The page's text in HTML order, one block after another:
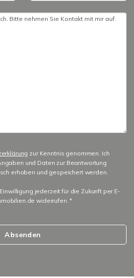
zur Kenntnis genommen. Ich
und Daten zur Beantwortung
erhoben und gespeichert werden.
jederzeit für die Zukunft per E-
widerrufen. *
Absenden